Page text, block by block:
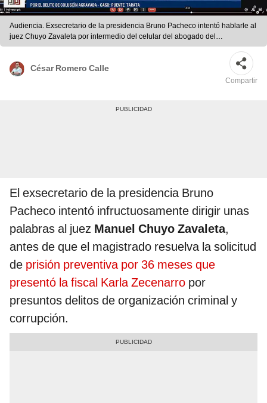
Audiencia. Exsecretario de la presidencia Bruno Pacheco intentó hablarle al
juez Chuyo Zavaleta por intermedio del celular del abogado del
expresidente Alberto Fujimori, William Castillo.
César Romero Calle
Compartir
El exsecretario de la presidencia Bruno
Pacheco intentó infructuosamente dirigir unas
palabras al juez Manuel Chuyo Zavaleta,
antes de que el magistrado resuelva la solicitud
de prisión preventiva por 36 meses que
presentó la fiscal Karla Zecenarro por
presuntos delitos de organización criminal y
corrupción.